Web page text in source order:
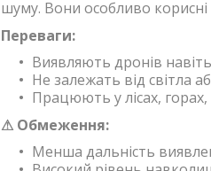
шуму. Вони особливо
Переваги:
Виявляють дронів
Не залежать від світла
Працюють у лісах,
⚠ Обмеження:
Менша дальність